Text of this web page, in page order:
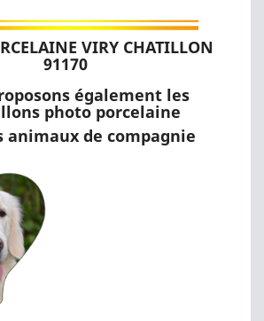
VIRY CHATILLON
91170
également les
photo porcelaine
animaux de compagnie